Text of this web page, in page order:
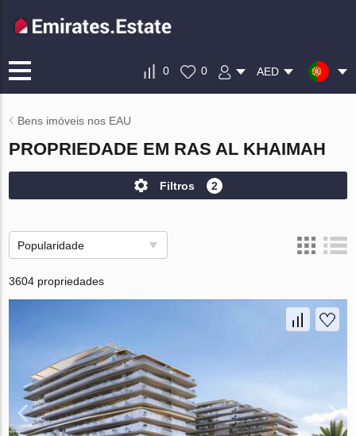
0 0 AED
Bens imóveis nos EAU
PROPRIEDADE EM RAS AL KHAIMAH
Filtros 2
Popularidade
3604 propriedades